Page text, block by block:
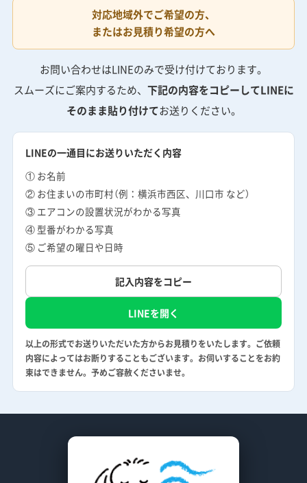
対応地域外でご希望の方、
またはお見積り希望の方へ
お問い合わせはLINEのみで受け付けております。
スムーズにご案内するため、 下記の内容をコピーしてLINEに
そのまま貼り付けてお送りください。
LINEの一通目にお送りいただく内容
① お名前
② お住まいの市町村（例：横浜市西区、川口市 など）
③ エアコンの設置状況がわかる写真
④ 型番がわかる写真
⑤ ご希望の曜日や日時
記入内容をコピー
LINEを開く
以上の形式でお送りいただいた方からお見積りをいたします。ご依頼
内容によってはお断りすることもございます。お伺いすることをお約
束はできません。予めご容赦くださいませ。